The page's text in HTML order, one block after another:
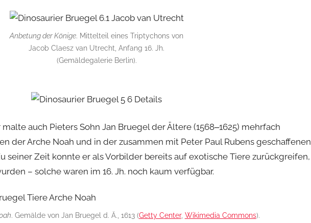
Anbetung der Könige. Mittelteil eines Triptychons von
Jacob Claesz van Utrecht, Anfang 16. Jh.
(Gemäldegalerie Berlin).
auch Pieters Sohn Jan Bruegel der Ältere (1568‒1625) mehrfach
der Arche Noah und in der zusammen mit Peter Paul Rubens geschaffenen
seiner Zeit konnte er als Vorbilder bereits auf exotische Tiere zurückgreifen,
– solche waren im 16. Jh. noch kaum verfügbar.
. Gemälde von Jan Bruegel d. Ä., 1613 (Getty Center, Wikimedia Commons).